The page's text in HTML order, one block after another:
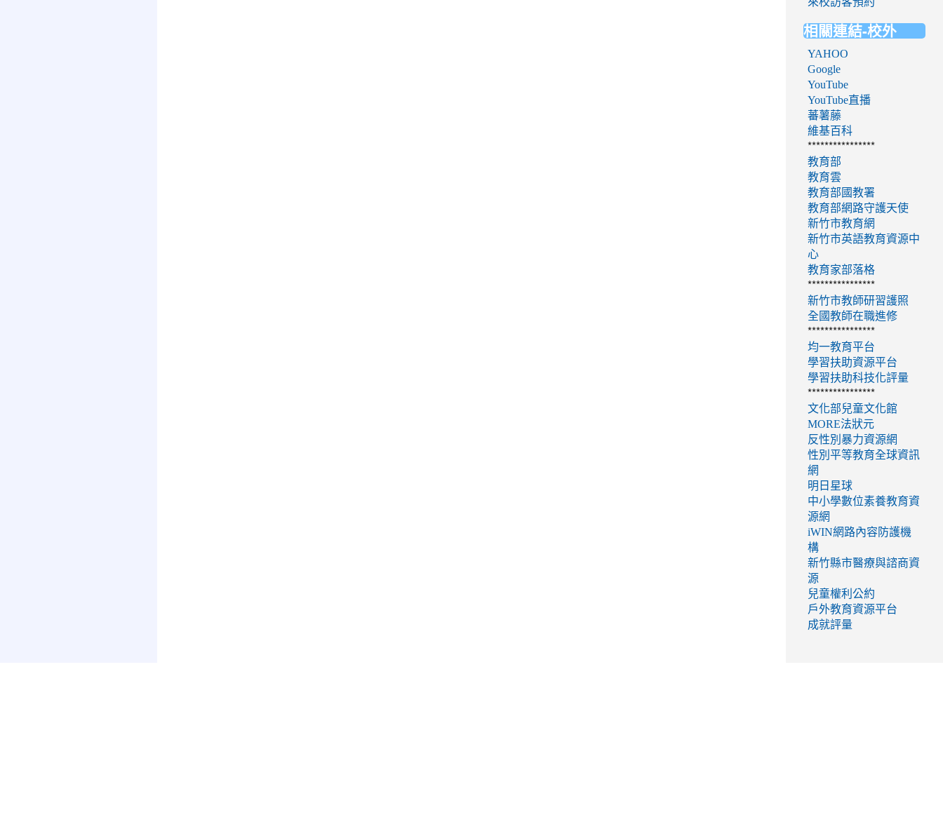
相關連結-校外
YAHOO
Google
YouTube
YouTube直播
蕃薯藤
維基百科
****************
教育部
教育雲
教育部國教署
教育部網路守護天使
新竹市教育網
新竹市英語教育資源中
心
教育家部落格
****************
新竹市教師研習護照
全國教師在職進修
****************
均一教育平台
學習扶助資源平台
學習扶助科技化評量
****************
文化部兒童文化館
MORE法狀元
反性別暴力資源網
性別平等教育全球資訊
網
明日星球
中小學數位素養教育資
源網
iWIN網路內容防護機
構
新竹縣市醫療與諮商資
源
兒童權利公約
戶外教育資源平台
成就評量